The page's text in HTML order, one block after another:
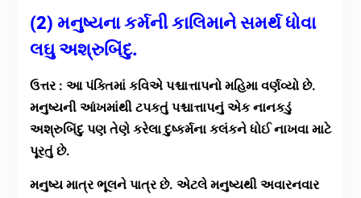
(2) મનુષ્યના કર્મની કાલિમાને સમર્થ ધોવા
લઘુ અશ્રુબિંદુ.
ઉત્તર : આ પંક્તિમાં કવિએ પશ્ચાત્તાપનો મહિમા વર્ણવ્યો છે.
મનુષ્યની આંખમાંથી ટપકતું પશ્ચાત્તાપનું એક નાનકડું
અશ્રુબિંદુ પણ તેણે કરેલા દુષ્કર્મના કલંકને ધોઈ નાખવા માટે
પૂરતું છે.
મનુષ્ય માત્ર ભૂલને પાત્ર છે. એટલે મનુષ્યથી અવારનવાર